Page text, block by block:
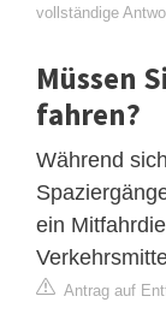
vollständige
Müssen
fahren?
Während
ein
Antrag auf